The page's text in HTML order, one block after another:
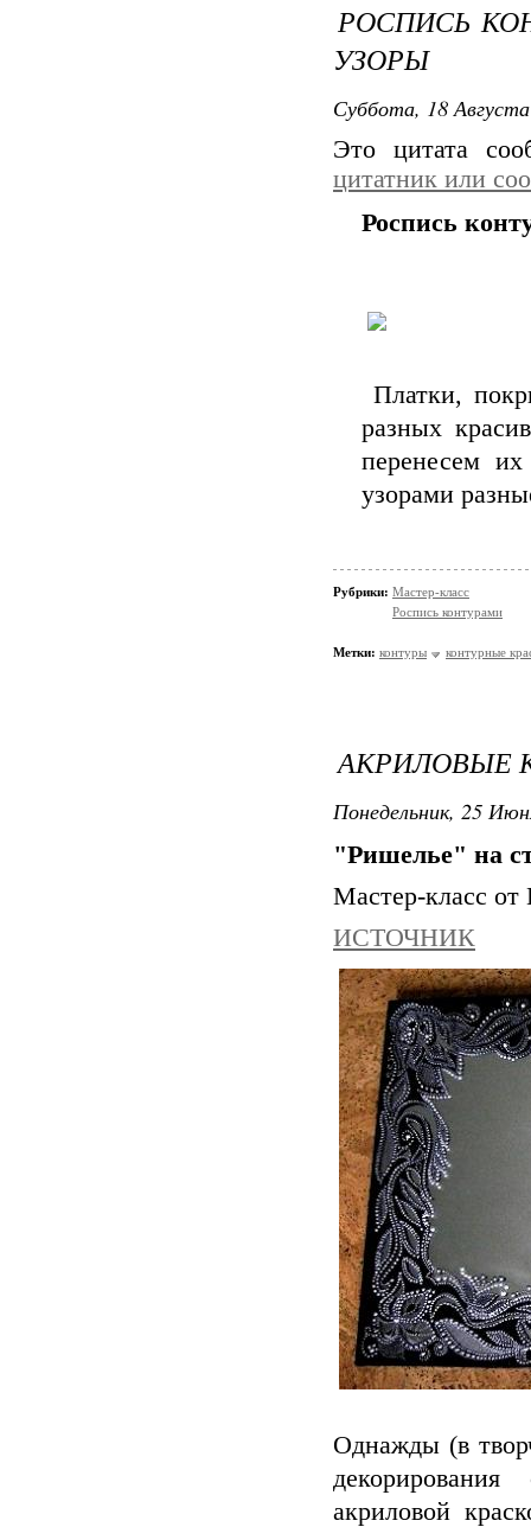
РОСПИСЬ
УЗОРЫ
Суббота, 18
Это цитата
цитатник или
Роспись
Платки,
разных
перенесем
узорами
Рубрики: Мастер-класс
Роспись контурами
Метки: контуры контурные
АКРИЛОВЫЕ
Понедельник, 25
"Ришелье" на
Мастер-класс
ИСТОЧНИК
Однажды (в
акриловой